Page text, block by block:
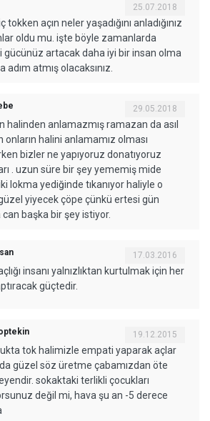
25.07.2018
tokken açın neler yaşadığını anladığınız
oldu mu. işte böyle zamanlarda
gücünüz artacak daha iyi bir insan olma
adım atmış olacaksınız.
29.05.2018
halinden anlamazmış ramazan da asıl
onların halini anlamamız olması
bizler ne yapıyoruz donatıyoruz
. uzun süre bir şey yememiş mide
lokma yediğinde tıkanıyor haliyle o
yiyecek çöpe çünkü ertesi gün
başka bir şey istiyor.
17.03.2016
insanı yalnızlıktan kurtulmak için her
güçtedir.
19.12.2015
tok halimizle empati yaparak açlar
güzel söz üretme çabamızdan öte
sokaktaki terlikli çocukları
değil mi, hava şu an -5 derece